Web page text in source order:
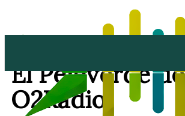
El Pejeverde de
O2Radio